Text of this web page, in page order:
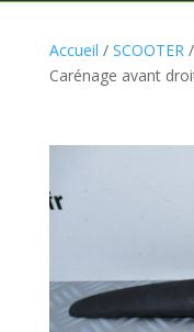
Accueil / SCOOTER /
Carénage avant